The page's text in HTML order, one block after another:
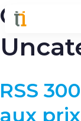
RSS
aux